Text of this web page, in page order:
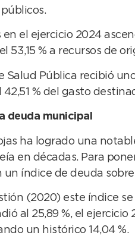
el ejercicio 2024
53,15 % a recursos de
Salud Pública recibió
% del gasto
deuda municipal
ha logrado una
en décadas. Para
un índice de deuda
(2020) este índice se
al 25,89 %, el
un histórico 14,04 %.